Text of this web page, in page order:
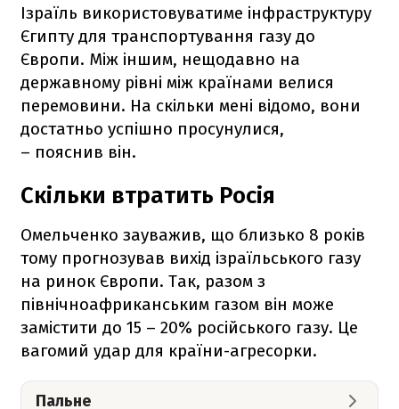
Ізраїль використовуватиме інфраструктуру
Єгипту для транспортування газу до
Європи. Між іншим, нещодавно на
державному рівні між країнами велися
перемовини. На скільки мені відомо, вони
достатньо успішно просунулися,
– пояснив він.
Скільки втратить Росія
Омельченко зауважив, що близько 8 років
тому прогнозував вихід ізраїльського газу
на ринок Європи. Так, разом з
північноафриканським газом він може
замістити до 15 – 20% російського газу. Це
вагомий удар для країни-агресорки.
Пальне